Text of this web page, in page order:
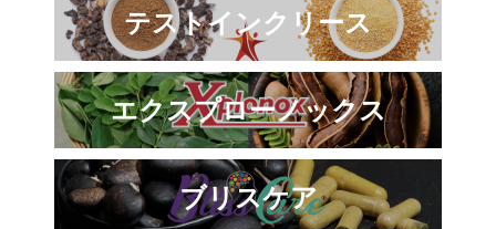
テストインクリース
エクスプローノックス
ブリスケア